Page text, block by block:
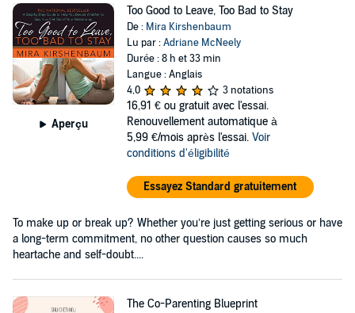
Aperçu
Too Good to Leave, Too Bad to Stay
De : Mira Kirshenbaum
Lu par :Adriane McNeely
Durée : 8 h et 33 min
Langue : Anglais
4,0
3 notations
16,91 € ou gratuit avec l'essai.
Renouvellement automatique à
5,99 €/mois après l'essai. Voir
conditions d'éligibilité
Essayez Standard gratuitement
To make up or break up? Whether you’re just getting serious or have
a long-term commitment, no other question causes so much
heartache and self-doubt....
The Co-Parenting Blueprint